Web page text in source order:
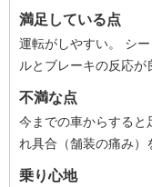
満足している点
運転がしやすい。 シ
ルとブレーキの反応が
不満な点
今までの車からすると
れ具合（舗装の痛み）
乗り心地